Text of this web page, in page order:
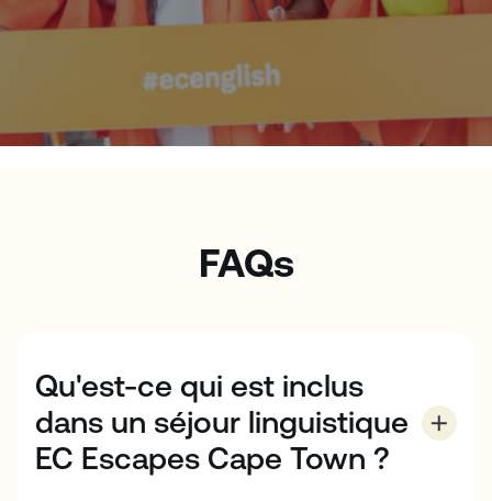
FAQs
Qu'est-ce qui est inclus
dans un séjour linguistique
EC Escapes Cape Town ?